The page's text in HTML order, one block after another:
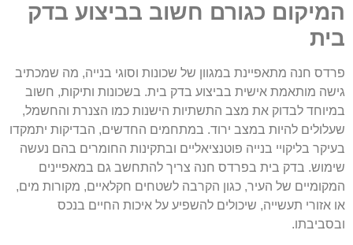
המיקום כגורם חשוב בביצוע בדק
בית
פרדס חנה מתאפיינת במגוון של שכונות וסוגי בנייה, מה שמכתיב
גישה מותאמת אישית בביצוע בדק בית. בשכונות ותיקות, חשוב
במיוחד לבדוק את מצב התשתיות הישנות כמו הצנרת והחשמל,
שעלולים להיות במצב ירוד. במתחמים החדשים, הבדיקות יתמקדו
בעיקר בליקויי בנייה פוטנציאליים ובתקינות החומרים בהם נעשה
שימוש. בדק בית בפרדס חנה צריך להתחשב גם במאפיינים
המקומיים של העיר, כגון הקרבה לשטחים חקלאיים, מקורות מים,
או אזורי תעשייה, שיכולים להשפיע על איכות החיים בנכס
ובסביבתו.